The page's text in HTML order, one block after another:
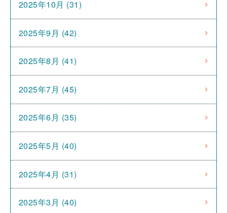
2025年10月 (31)
2025年9月 (42)
2025年8月 (41)
2025年7月 (45)
2025年6月 (35)
2025年5月 (40)
2025年4月 (31)
2025年3月 (40)